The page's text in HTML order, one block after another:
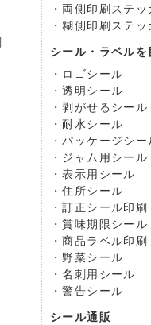
両側印刷ステッ
糊側印刷ステッ
シール・ラベル
ロゴシール
透明シール
剥がせるシール
耐水シール
パッケージシー
ジャム用シール
表示用シール
住所シール
訂正シール印刷
賞味期限シール
商品ラベル印刷
野菜シール
名刺用シール
警告シール
シール通販